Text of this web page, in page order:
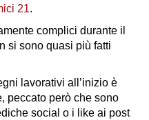
21.
complici durante il
si sono quasi più fatti
lavorativi all’inizio è
peccato però che sono
social o i like ai post